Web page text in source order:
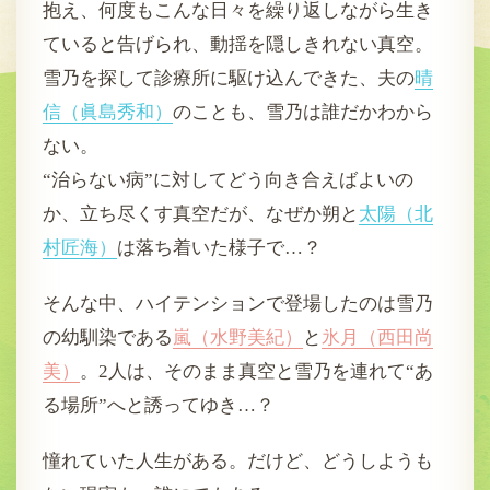
抱え、何度もこんな日々を繰り返しながら生き
ていると告げられ、動揺を隠しきれない真空。
雪乃を探して診療所に駆け込んできた、夫の晴
信（眞島秀和） のことも、雪乃は誰だかわから
ない。
“治らない病”に対してどう向き合えばよいの
か、立ち尽くす真空だが、なぜか朔と 太陽（北
村匠海） は落ち着いた様子で…？
そんな中、ハイテンションで登場したのは雪乃
の幼馴染である 嵐（水野美紀） と 氷月（西田尚
美）
。2人は、そのまま真空と雪乃を連れて“あ
る場所”へと誘ってゆき…？
憧れていた人生がある。だけど、どうしようも